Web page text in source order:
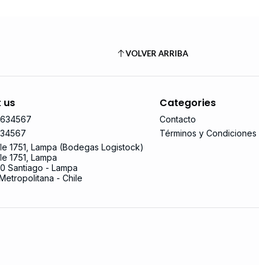
VOLVER ARRIBA
us
1751, Lampa (Bodegas Logistock)
1751, Lampa
Santiago - Lampa
- Chile
Categories
Contacto
Términos y Condiciones